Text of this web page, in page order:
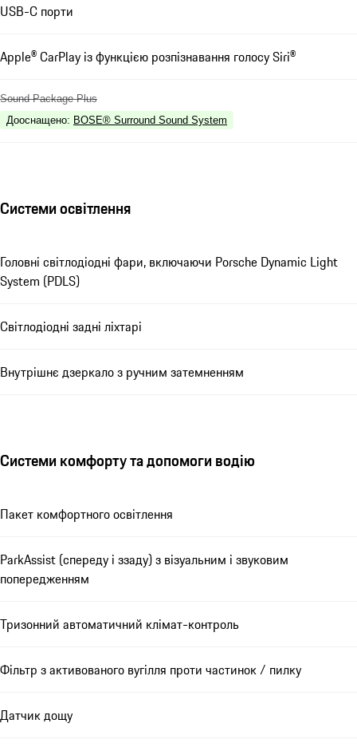
USB-C порти
Apple® CarPlay із функцією розпізнавання голосу Siri®
Sound Package Plus
Дооснащено: BOSE® Surround Sound System
Системи освітлення
Головні світлодіодні фари, включаючи Porsche Dynamic Light
System (PDLS)
Світлодіодні задні ліхтарі
Внутрішнє дзеркало з ручним затемненням
Системи комфорту та допомоги водію
Пакет комфортного освітлення
ParkAssist (спереду і ззаду) з візуальним і звуковим
попередженням
Тризонний автоматичний клімат-контроль
Фільтр з активованого вугілля проти частинок / пилку
Датчик дощу